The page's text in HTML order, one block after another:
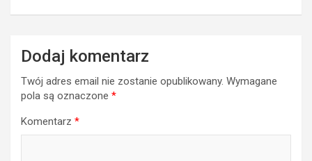
Dodaj komentarz
Twój adres email nie zostanie opublikowany. Wymagane
pola są oznaczone *
Komentarz *